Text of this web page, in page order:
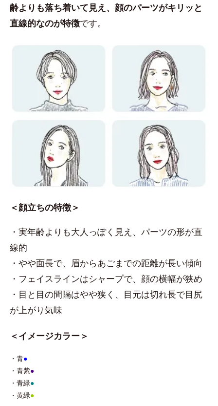
齢よりも落ち着いて見え、顔のパーツがキリッと
直線的なのが特徴です。
＜顔立ちの特徴＞
・実年齢よりも大人っぽく見え、パーツの形が直
線的
・やや面長で、眉からあごまでの距離が長い傾向
・フェイスラインはシャープで、顔の横幅が狭め
・目と目の間隔はやや狭く、目元は切れ長で目尻
が上がり気味
＜イメージカラー＞
・青●
・青紫●
・青緑●
・黄緑●